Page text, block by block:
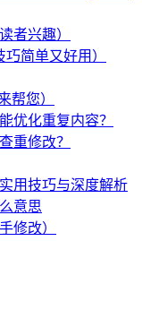
者兴趣）
简单又好用）
帮您）
优化重复内容？
重修改？
用技巧与深度解析
意思
修改）